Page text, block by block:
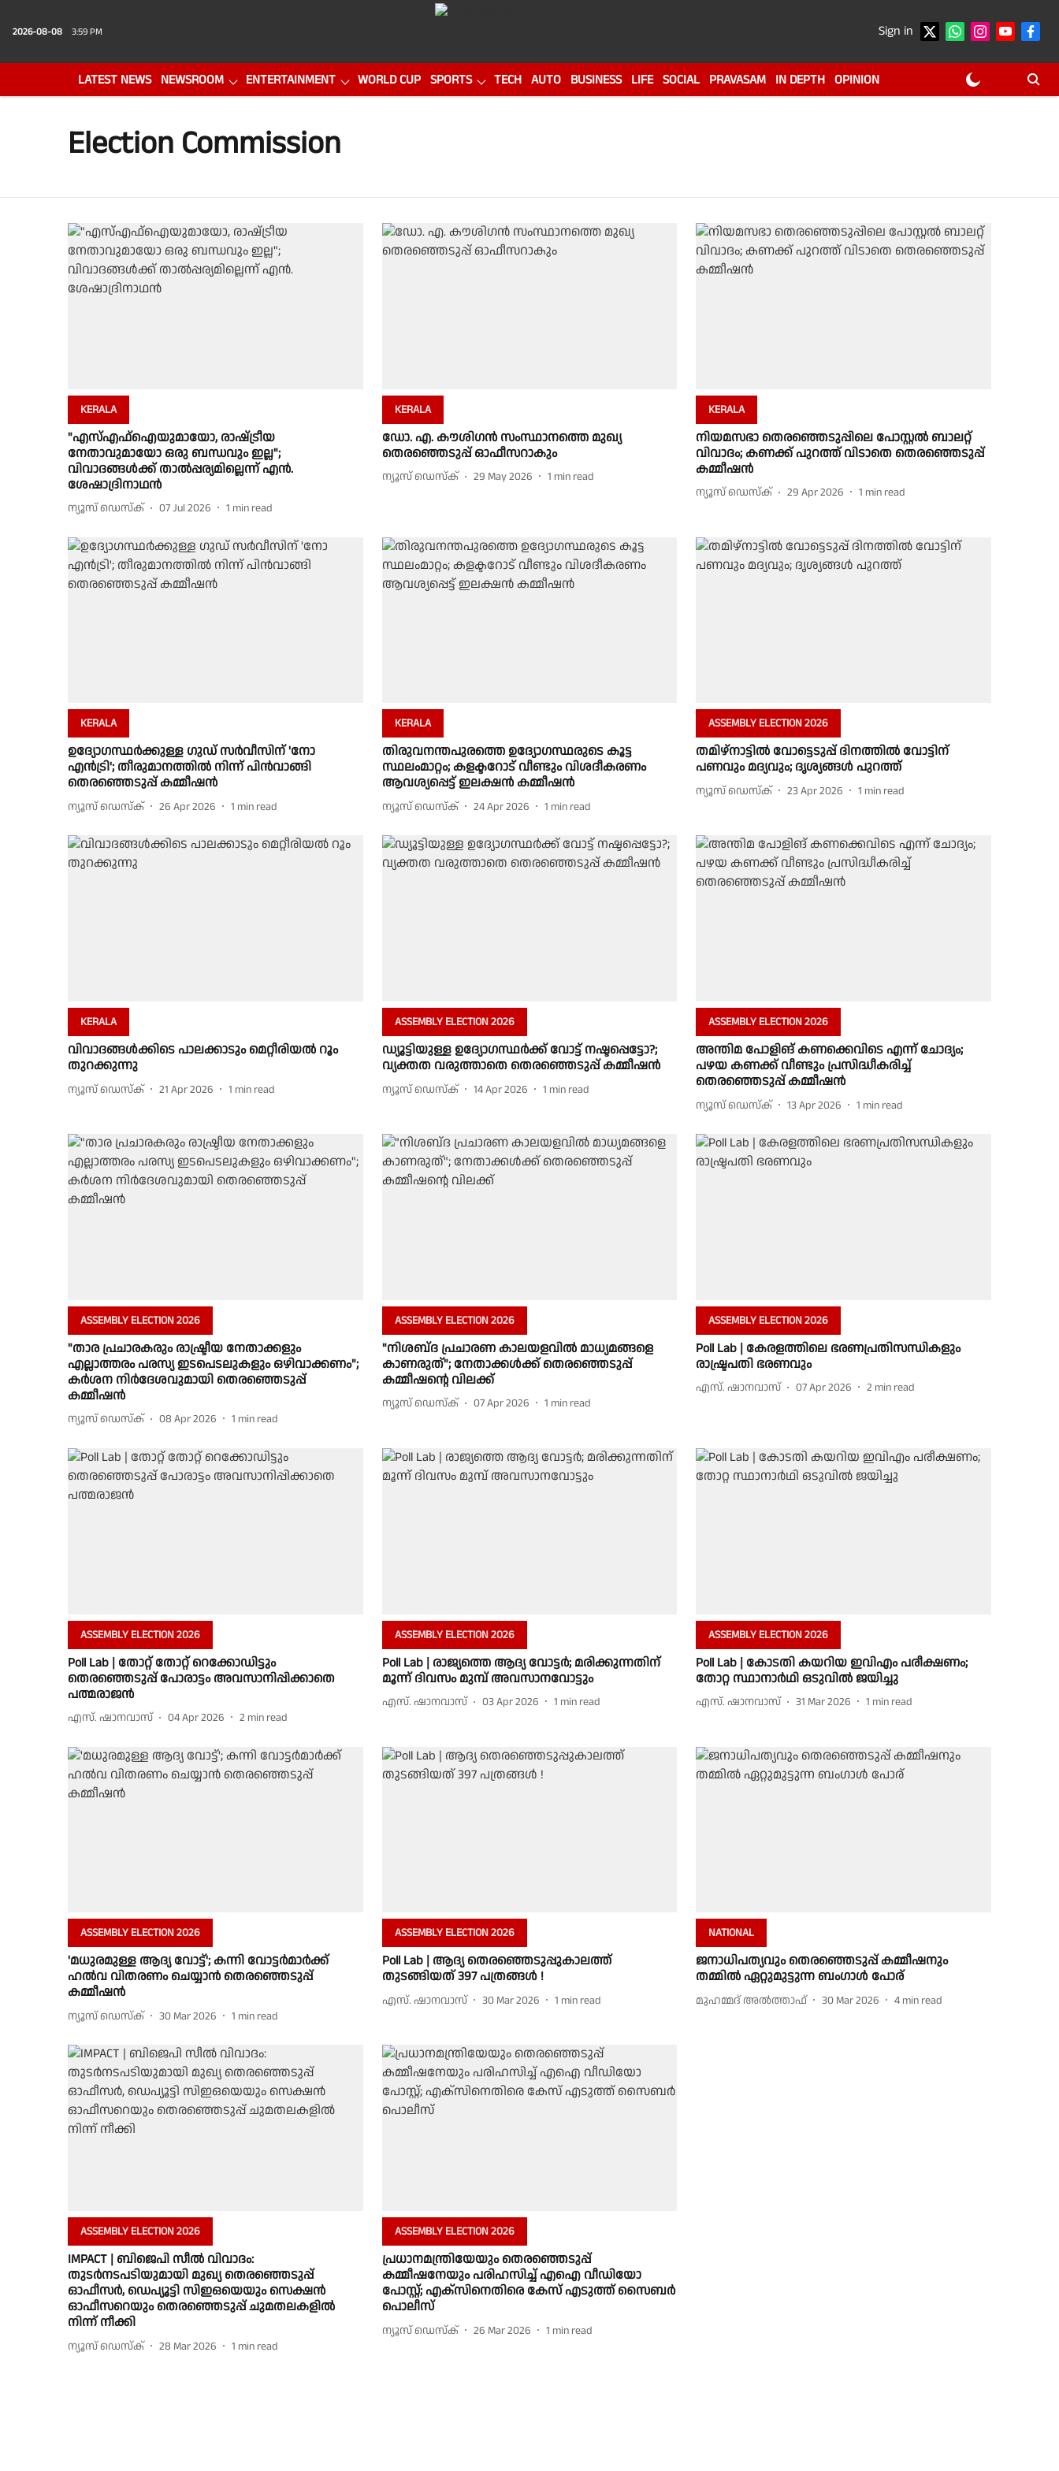
2026-08-08 3:59 PM Sign in
LATEST NEWS NEWSROOM ENTERTAINMENT WORLD CUP SPORTS TECH AUTO BUSINESS LIFE SOCIAL PRAVASAM IN DEPTH OPINION
Election Commission
KERALA
"എസ്എഫ്ഐയുമായോ, രാഷ്‌ട്രീയ
നേതാവുമായോ ഒരു ബന്ധവും ഇല്ല";
വിവാദങ്ങൾക്ക് താൽപ്പര്യമില്ലെന്ന് എൻ.
ശേഷാദ്രിനാഥൻ
ന്യൂസ് ഡെസ്ക് 07 Jul 2026 1 min read
KERALA
ഡോ. എ. കൗശിഗൻ സംസ്ഥാനത്തെ മുഖ്യ
തെരഞ്ഞെടുപ്പ് ഓഫീസറാകും
ന്യൂസ് ഡെസ്ക് 29 May 2026 1 min read
KERALA
നിയമസഭാ തെരഞ്ഞെടുപ്പിലെ പോസ്റ്റൽ ബാലറ്റ്
വിവാ​ദം; കണക്ക് പുറത്ത് വിടാതെ തെരഞ്ഞെടുപ്പ്
കമ്മീഷൻ
ന്യൂസ് ഡെസ്ക് 29 Apr 2026 1 min read
KERALA
ഉദ്യോഗസ്ഥർക്കുള്ള ഗുഡ് സർവീസിന് 'നോ
എൻട്രി'; തീരുമാനത്തിൽ നിന്ന് പിൻവാങ്ങി
തെരഞ്ഞെടുപ്പ് കമ്മീഷൻ
ന്യൂസ് ഡെസ്ക് 26 Apr 2026 1 min read
KERALA
തിരുവനന്തപുരത്തെ ഉദ്യോഗസ്ഥരുടെ കൂട്ട
സ്ഥലംമാറ്റം; കളക്ടറോട് വീണ്ടും വിശദീകരണം
ആവശ്യപ്പെട്ട് ഇലക്ഷൻ കമ്മീഷൻ
ന്യൂസ് ഡെസ്ക് 24 Apr 2026 1 min read
ASSEMBLY ELECTION 2026
തമിഴ്‌നാട്ടിൽ വോട്ടെടുപ്പ് ദിനത്തിൽ വോട്ടിന്
പണവും മദ്യവും; ദൃശ്യങ്ങൾ പുറത്ത്
ന്യൂസ് ഡെസ്ക് 23 Apr 2026 1 min read
KERALA
വിവാദങ്ങൾക്കിടെ പാലക്കാടും മെറ്റീരിയൽ റൂം
തുറക്കുന്നു
ന്യൂസ് ഡെസ്ക് 21 Apr 2026 1 min read
ASSEMBLY ELECTION 2026
ഡ്യൂട്ടിയുള്ള ഉദ്യോഗസ്ഥർക്ക് വോട്ട് നഷ്ടപ്പെട്ടോ?;
വ്യക്തത വരുത്താതെ തെരഞ്ഞെടുപ്പ് കമ്മീഷൻ
ന്യൂസ് ഡെസ്ക് 14 Apr 2026 1 min read
ASSEMBLY ELECTION 2026
അന്തിമ പോളിങ് കണക്കെവിടെ എന്ന് ചോദ്യം;
പഴയ കണക്ക് വീണ്ടും പ്രസിദ്ധീകരിച്ച്
തെരഞ്ഞെടുപ്പ് കമ്മീഷൻ
ന്യൂസ് ഡെസ്ക് 13 Apr 2026 1 min read
ASSEMBLY ELECTION 2026
"താര പ്രചാരകരും രാഷ്ട്രീയ നേതാക്കളും
എല്ലാത്തരം പരസ്യ ഇടപെടലുകളും ഒഴിവാക്കണം";
കർശന നിർദേശവുമായി തെരഞ്ഞെടുപ്പ്
കമ്മീഷൻ
ന്യൂസ് ഡെസ്ക് 08 Apr 2026 1 min read
ASSEMBLY ELECTION 2026
"നിശബ്‌ദ പ്രചാരണ കാലയളവിൽ മാധ്യമങ്ങളെ
കാണരുത്"; നേതാക്കൾക്ക് തെരഞ്ഞെടുപ്പ്
കമ്മീഷൻ്റെ വിലക്ക്
ന്യൂസ് ഡെസ്ക് 07 Apr 2026 1 min read
ASSEMBLY ELECTION 2026
Poll Lab | കേരളത്തിലെ ഭരണപ്രതിസന്ധികളും
രാഷ്ട്രപതി ഭരണവും
എസ്. ഷാനവാസ് 07 Apr 2026 2 min read
ASSEMBLY ELECTION 2026
Poll Lab | തോറ്റ് തോറ്റ് റെക്കോഡിട്ടും
തെരഞ്ഞെടുപ്പ് പോരാട്ടം അവസാനിപ്പിക്കാതെ
പത്മരാജന്‍
എസ്. ഷാനവാസ് 04 Apr 2026 2 min read
ASSEMBLY ELECTION 2026
Poll Lab | രാജ്യത്തെ ആദ്യ വോട്ടര്‍; മരിക്കുന്നതിന്
മൂന്ന് ദിവസം മുമ്പ് അവസാനവോട്ടും
എസ്. ഷാനവാസ് 03 Apr 2026 1 min read
ASSEMBLY ELECTION 2026
Poll Lab | കോടതി കയറിയ ഇവിഎം പരീക്ഷണം;
തോറ്റ സ്ഥാനാര്‍ഥി ഒടുവില്‍ ജയിച്ചു
എസ്. ഷാനവാസ് 31 Mar 2026 1 min read
ASSEMBLY ELECTION 2026
'മധുരമുള്ള ആദ്യ വോട്ട്'; കന്നി വോട്ടർമാർക്ക്
ഹൽവ വിതരണം ചെയ്യാൻ തെരഞ്ഞെടുപ്പ്
കമ്മീഷൻ
ന്യൂസ് ഡെസ്ക് 30 Mar 2026 1 min read
ASSEMBLY ELECTION 2026
Poll Lab | ആദ്യ തെരഞ്ഞെടുപ്പുകാലത്ത്
തുടങ്ങിയത് 397 പത്രങ്ങള്‍ !
എസ്. ഷാനവാസ് 30 Mar 2026 1 min read
NATIONAL
ജനാധിപത്യവും തെരഞ്ഞെടുപ്പ് കമ്മീഷനും
തമ്മില്‍ ഏറ്റുമുട്ടുന്ന ബംഗാള്‍ പോര്
മുഹമ്മദ് അല്‍ത്താഫ് 30 Mar 2026 4 min read
ASSEMBLY ELECTION 2026
IMPACT | ബിജെപി സീൽ വിവാദം:
തുടർനടപടിയുമായി മുഖ്യ തെരഞ്ഞെടുപ്പ്
ഓഫീസർ, ഡെപ്യൂട്ടി സിഇഒയെയും സെക്ഷൻ
ഓഫീസറെയും തെരഞ്ഞെടുപ്പ് ചുമതലകളിൽ
നിന്ന് നീക്കി
ന്യൂസ് ഡെസ്ക് 28 Mar 2026 1 min read
ASSEMBLY ELECTION 2026
പ്രധാനമന്ത്രിയേയും തെരഞ്ഞെടുപ്പ്
കമ്മീഷനേയും പരിഹസിച്ച് എഐ വീഡിയോ
പോസ്റ്റ്; എക്സിനെതിരെ കേസ് എടുത്ത് സൈബർ
പൊലീസ്
ന്യൂസ് ഡെസ്ക് 26 Mar 2026 1 min read